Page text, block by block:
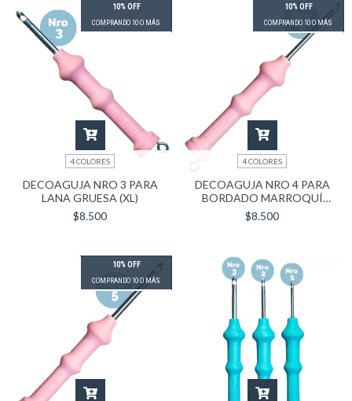
10% OFF
COMPRANDO 10 O MÁS
4 COLORES
DECOAGUJA NRO 3 PARA
LANA GRUESA (XL)
$8.500
10% OFF
COMPRANDO 10 O MÁS
4 COLORES
DECOAGUJA NRO 4 PARA
BORDADO MARROQUÍ
(LARGA MINI)
$8.500
10% OFF
COMPRANDO 10 O MÁS